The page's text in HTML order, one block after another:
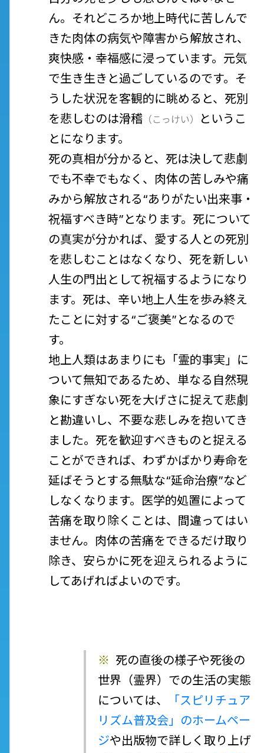
ん。それどころか地上時代に苦しんで
きた肉体の病気や障害から解放され、
爽快感・幸福感に浸っています。元気
で生き生きと過ごしているのです。そ
うした状況を客観的に眺めると、死別
を悲しむのは滑稽 （ こっけい）
というこ
とになります。
死の真相が分かると、死は決して悲劇
でも不幸でもなく、肉体の苦しみや痛
みから解放される“ありがたい出来事・
祝福すべき時”となります。死について
の真実が分かれば、愛する人との死別
を悲しむことはなくなり、死を新しい
人生の門出として祝福するようになり
ます。死は、辛い地上人生を歩み終え
たことに対する“ご褒美”となるので
す。
地上人類はあまりにも「霊的事実」に
ついて無知であるため、単なる自然現
象にすぎない死を大げさに捉えて悲劇
と勘違いし、不要な悲しみを抱いてき
ました。死を歓迎すべきものと捉える
ことができれば、わずかばかり寿命を
延ばそうとする無駄な“延命治療”など
しなくなります。医学的処置によって
苦痛を取り除くことは、間違ってはい
ません。肉体の苦痛をできるだけ取り
除き、安らかに死を迎えられるように
してあげればよいのです。
※ 死の直後の様子や死後の
世界（霊界）での生活の実態
については、
「スピリチュア
リズム普及会」のホームペー
ジや出版物で詳しく取り上げ